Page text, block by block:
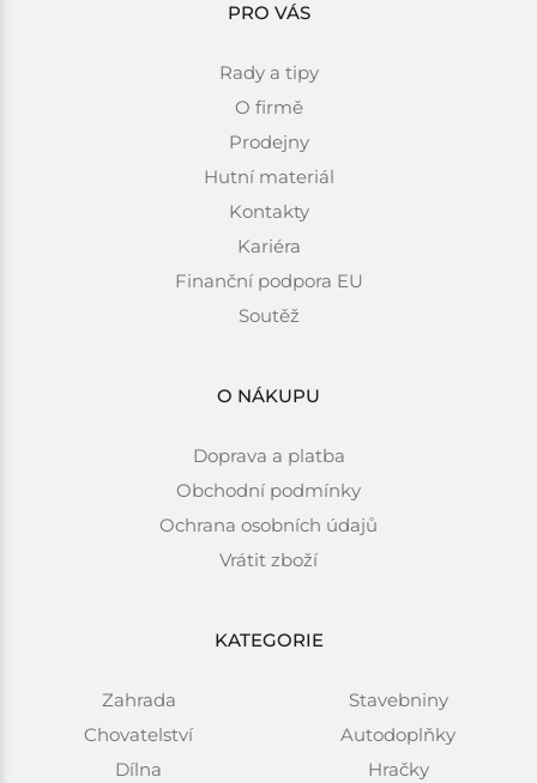
PRO VÁS
Rady a tipy
O firmě
Prodejny
Hutní materiál
Kontakty
Kariéra
Finanční podpora EU
Soutěž
O NÁKUPU
Doprava a platba
Obchodní podmínky
Ochrana osobních údajů
Vrátit zboží
KATEGORIE
Zahrada
Chovatelství
Dílna
Stavebniny
Autodoplňky
Hračky